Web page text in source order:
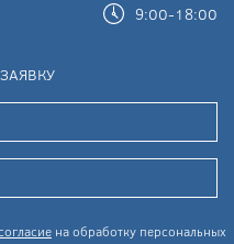
9:00-18:00
на обработку персональных